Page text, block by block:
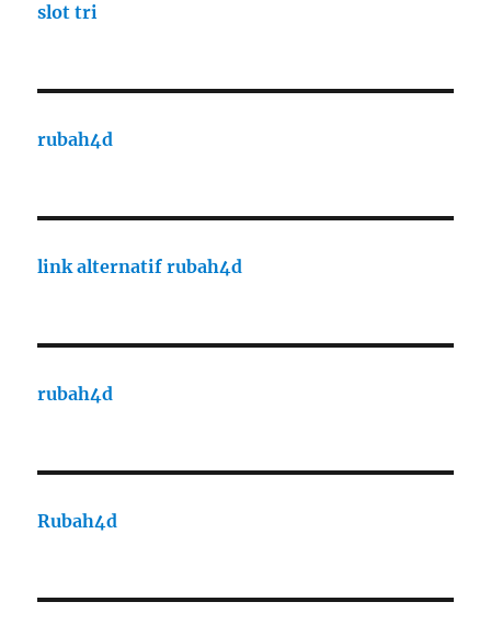
slot tri
rubah4d
link alternatif rubah4d
rubah4d
Rubah4d